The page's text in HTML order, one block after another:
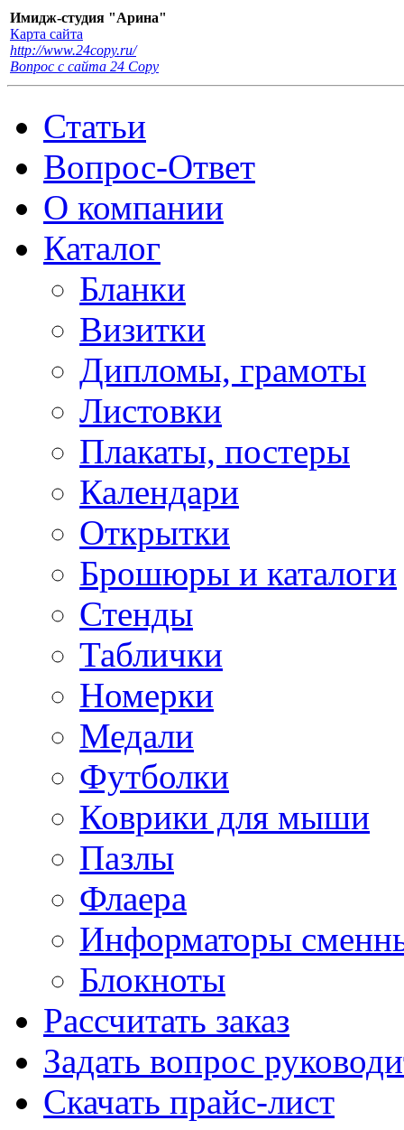
Имидж-студия "Арина"
Карта сайта
http://www.24copy.ru/
Вопрос с сайта 24 Сopy
Статьи
Вопрос-Ответ
О компании
Каталог
Бланки
Визитки
Дипломы, грамоты
Листовки
Плакаты, постеры
Календари
Открытки
Брошюры и каталоги
Стенды
Таблички
Номерки
Медали
Футболки
Коврики для мыши
Пазлы
Флаера
Информаторы
Блокноты
Рассчитать заказ
Задать вопрос
Скачать прайс-лист